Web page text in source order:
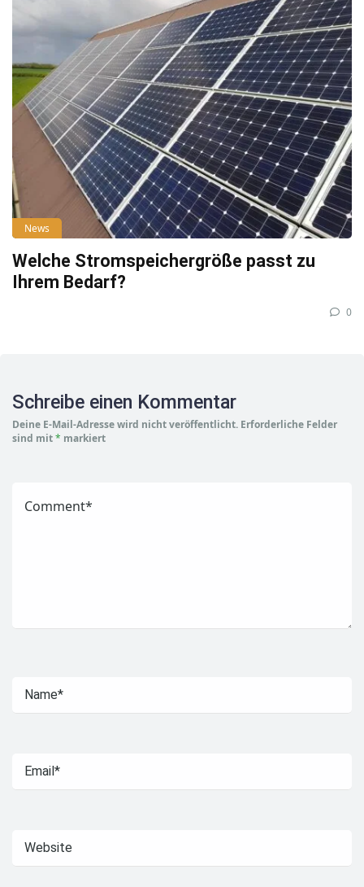
News
Welche Stromspeichergröße passt zu
Ihrem Bedarf?
0
Schreibe einen Kommentar
Deine E-Mail-Adresse wird nicht veröffentlicht. Erforderliche Felder
sind mit* markiert